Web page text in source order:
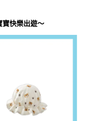
寶快樂出遊～